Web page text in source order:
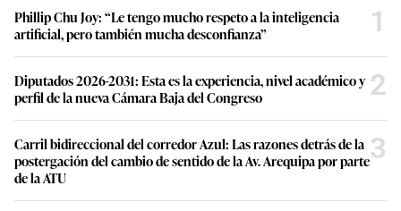
Phillip Chu Joy: “Le tengo mucho respeto a la inteligencia
artificial, pero también mucha desconfianza”
1
Diputados 2026-2031: Esta es la experiencia, nivel académico y
perfil de la nueva Cámara Baja del Congreso
2
Carril bidireccional del corredor Azul: Las razones detrás de la
postergación del cambio de sentido de la Av. Arequipa por parte
de la ATU
3